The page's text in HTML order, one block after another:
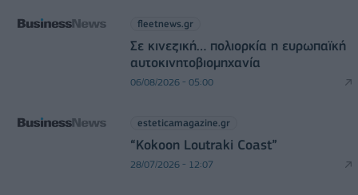
fleetnews.gr
Σε κινεζική… πολιορκία η ευρωπαϊκή
αυτοκινητοβιομηχανία
06/08/2026 - 05:00
esteticamagazine.gr
“Kokoon Loutraki Coast”
28/07/2026 - 12:07